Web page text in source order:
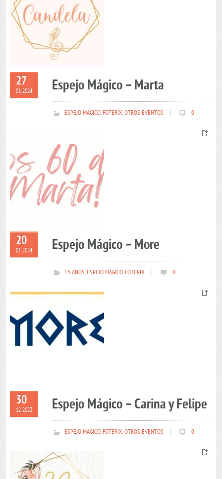
27
01 2024 Espejo Mágico – Marta
ESPEJO MAGICO,FOTERIX,OTROS EVENTOS 0
20
01 2024 Espejo Mágico – More
15 AÑOS,ESPEJO MAGICO,FOTERIX 0
30
12 2023 Espejo Mágico – Carina y Felipe
ESPEJO MAGICO,FOTERIX,OTROS EVENTOS 0